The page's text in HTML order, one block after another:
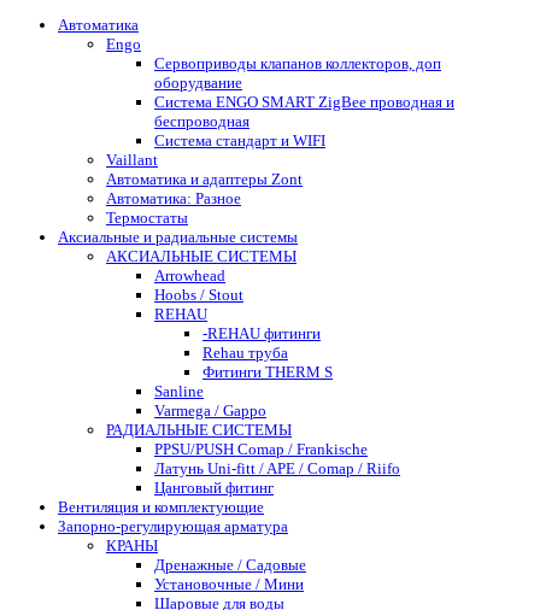
Автоматика
Engo
Сервоприводы клапанов коллекторов, доп
оборудвание
Система ENGO SMART ZigBee проводная и
беспроводная
Система стандарт и WIFI
Vaillant
Автоматика и адаптеры Zont
Автоматика: Разное
Термостаты
Аксиальные и радиальные системы
АКСИАЛЬНЫЕ СИСТЕМЫ
Arrowhead
Hoobs / Stout
REHAU
-REHAU фитинги
Rehau труба
Фитинги THERM S
Sanline
Varmega / Gappo
РАДИАЛЬНЫЕ СИСТЕМЫ
PPSU/PUSH Comap / Frankische
Латунь Uni-fitt / APE / Comap / Riifo
Цанговый фитинг
Вентиляция и комплектующие
Запорно-регулирующая арматура
КРАНЫ
Дренажные / Садовые
Установочные / Мини
Шаровые для воды